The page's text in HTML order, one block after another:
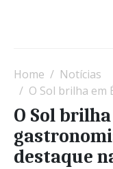
Home
Notícias
O Sol brilha em Évora”:
O Sol
destaque